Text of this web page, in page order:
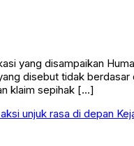
yang disampaikan
disebut tidak
klaim sepihak […]